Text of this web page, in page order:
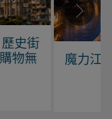
、婺源尋仙自由
進出】
起